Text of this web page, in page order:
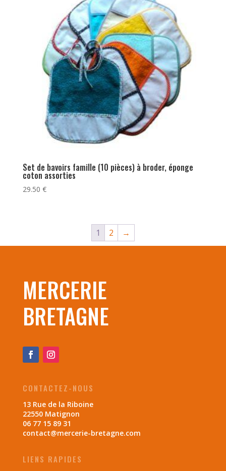
Set de bavoirs famille (10 pièces) à broder, éponge
coton assorties
29.50 €
1 2 →
MERCERIE
BRETAGNE
CONTACTEZ-NOUS
13 Rue de la Riboine
22550 Matignon
06 77 15 89 31
contact@mercerie-bretagne.com
LIENS RAPIDES